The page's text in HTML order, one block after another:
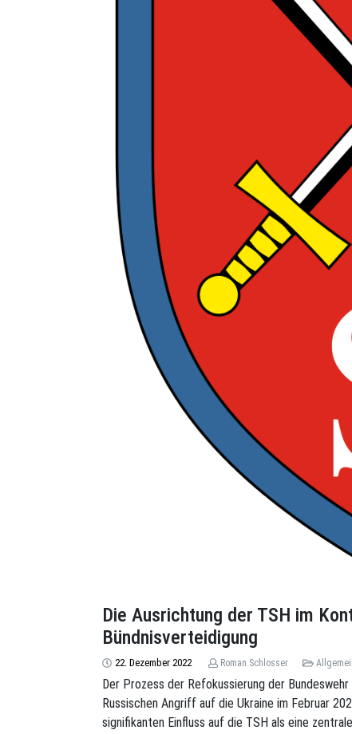
Die Ausrichtung der TSH im
Bündnisverteidigung
22. Dezember 2022 Roman.Schlosser
Der Prozess der Refokussierung der
Russischen Angriff auf die Ukraine im Februar
signifikanten Einfluss auf die TSH als eine